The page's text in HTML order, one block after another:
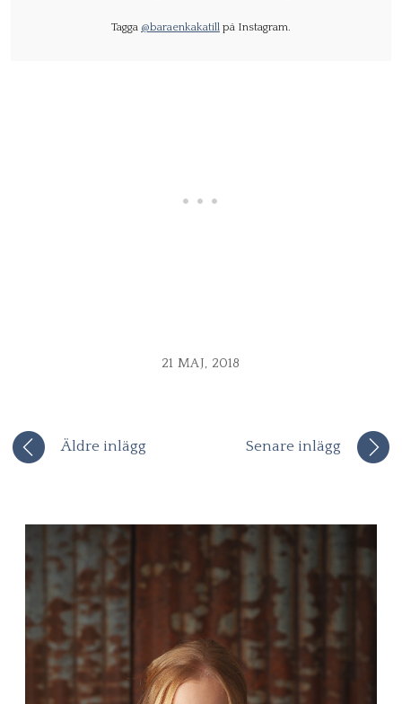
Tagga @baraenkakatill på Instagram.
21 MAJ, 2018
Äldre inlägg Senare inlägg